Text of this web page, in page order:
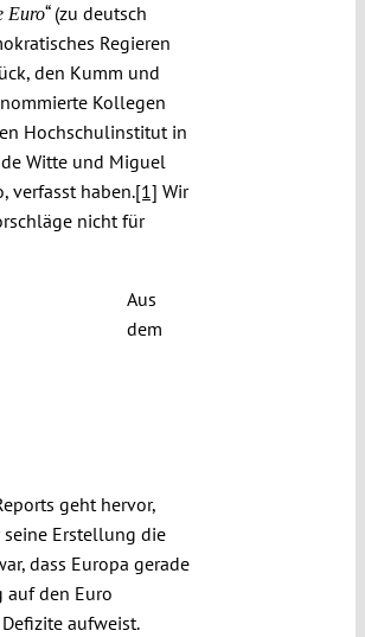
Euro“ (zu deutsch
Regieren
den Kumm und
Kollegen
Hochschulinstitut in
Witte und Miguel
verfasst haben.[1] Wir
nicht für
Aus
dem
geht hervor,
seine Erstellung die
dass Europa gerade
auf den Euro
aufweist.